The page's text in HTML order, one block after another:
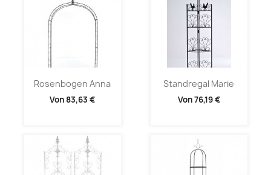
Rosenbogen Anna
Von 83,63 €
Standregal Marie
Von76,19 €